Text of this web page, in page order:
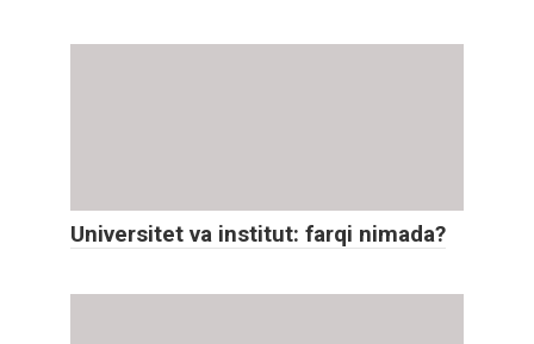
Universitet va institut: farqi nimada?